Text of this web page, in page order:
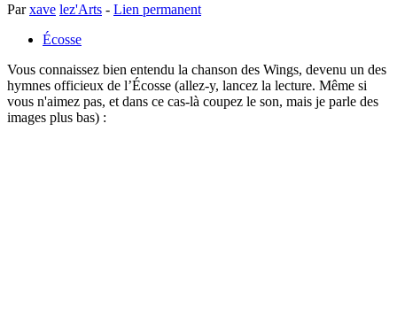
Parxave lez'Arts - Lien permanent
Écosse
Vous connaissez bien entendu la chanson des Wings, devenu un des
hymnes officieux de l’Écosse (allez-y, lancez la lecture. Même si
vous n'aimez pas, et dans ce cas-là coupez le son, mais je parle des
images plus bas) :